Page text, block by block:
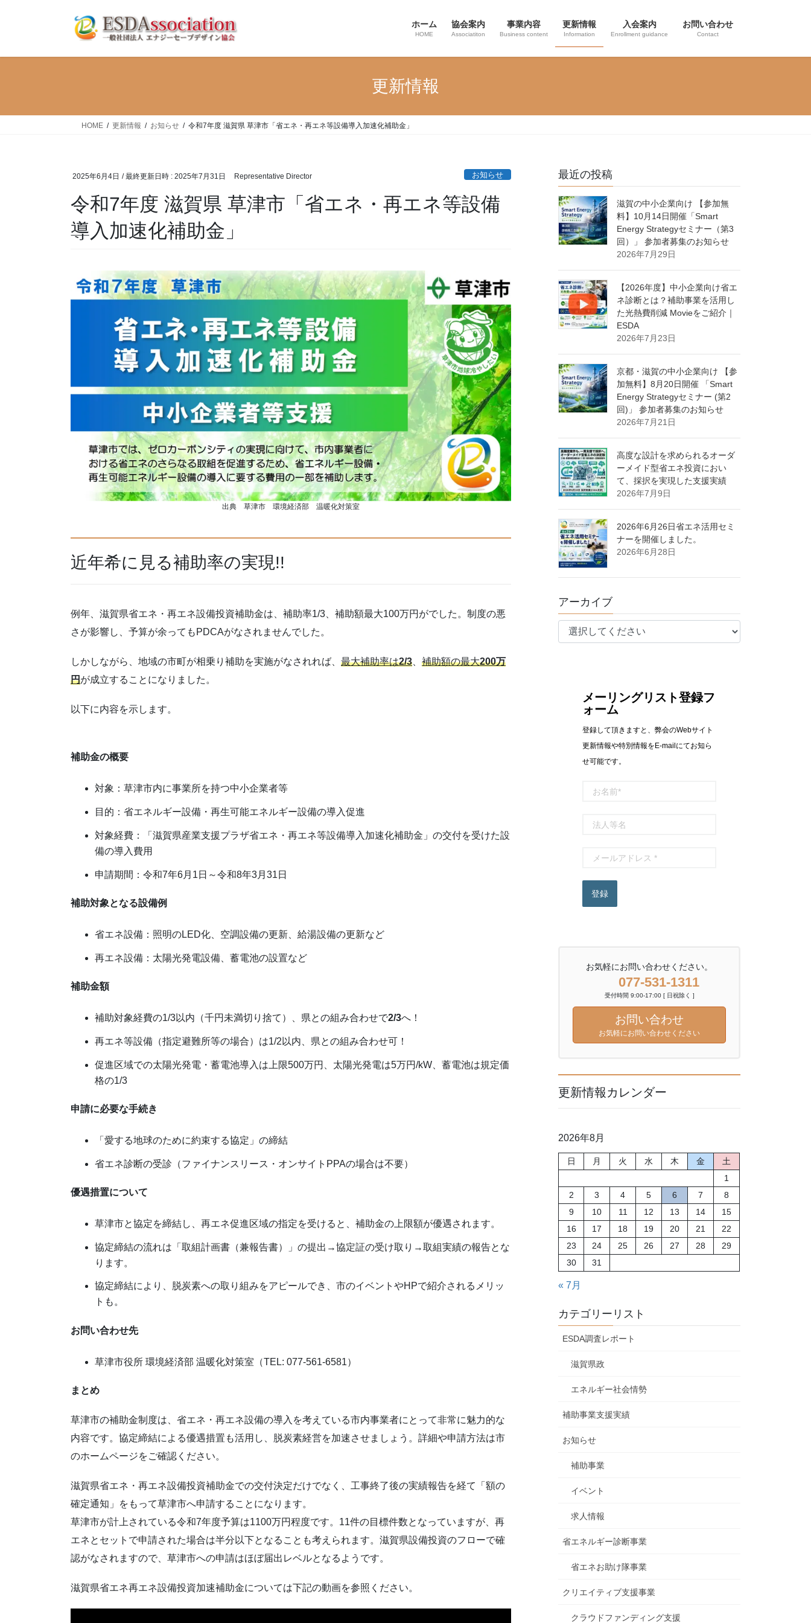
ホーム
HOME
協会案内
Associatiton
事業内容
Business content
更新情報
Information
入会案内
Enrollment guidance
お問い合わせ
Contact
更新情報
HOME 更新情報 お知らせ 令和7年度 滋賀県 草津市「省エネ・再エネ等設備導入加速化補助金」
2025年6月4日 / 最終更新日時 : 2025年7月31日 Representative Director お知らせ
令和7年度 滋賀県 草津市「省エネ・再エネ等設備
導入加速化補助金」
出典 草津市 環境経済部 温暖化対策室
近年希に見る補助率の実現!!
例年、滋賀県省エネ・再エネ設備投資補助金は、補助率1/3、補助額最大100万円がでした。制度の悪
さが影響し、予算が余ってもPDCAがなされませんでした。
しかしながら、地域の市町が相乗り補助を実施がなされれば、 最大補助率は2/3 補助額の最大200万
円が成立することになりました。
以下に内容を示します。
補助金の概要
対象：草津市内に事業所を持つ中小企業者等
目的：省エネルギー設備・再生可能エネルギー設備の導入促進
対象経費：「滋賀県産業支援プラザ省エネ・再エネ等設備導入加速化補助金」の交付を受けた設
備の導入費用
申請期間：令和7年6月1日～令和8年3月31日
補助対象となる設備例
省エネ設備：照明のLED化、空調設備の更新、給湯設備の更新など
再エネ設備：太陽光発電設備、蓄電池の設置など
補助金額
補助対象経費の1/3以内（千円未満切り捨て）、県との組み合わせで2/3へ！
再エネ等設備（指定避難所等の場合）は1/2以内、県との組み合わせ可！
促進区域での太陽光発電・蓄電池導入は上限500万円、太陽光発電は5万円/kW、蓄電池は規定価
格の1/3
申請に必要な手続き
「愛する地球のために約束する協定」の締結
省エネ診断の受診（ファイナンスリース・オンサイトPPAの場合は不要）
優遇措置について
草津市と協定を締結し、再エネ促進区域の指定を受けると、補助金の上限額が優遇されます。
協定締結の流れは「取組計画書（兼報告書）」の提出→協定証の受け取り→取組実績の報告とな
ります。
協定締結により、脱炭素への取り組みをアピールでき、市のイベントやHPで紹介されるメリッ
トも。
お問い合わせ先
草津市役所 環境経済部 温暖化対策室（TEL: 077-561-6581）
まとめ
草津市の補助金制度は、省エネ・再エネ設備の導入を考えている市内事業者にとって非常に魅力的な
内容です。協定締結による優遇措置も活用し、脱炭素経営を加速させましょう。詳細や申請方法は市
のホームページをご確認ください。
滋賀県省エネ・再エネ設備投資補助金での交付決定だけでなく、工事終了後の実績報告を経て「額の
確定通知」をもって草津市へ申請することになります。
草津市が計上されている令和7年度予算は1100万円程度です。11件の目標件数となっていますが、再
エネとセットで申請された場合は半分以下となることも考えられます。滋賀県設備投資のフローで確
認がなされますので、草津市への申請はほぼ届出レベルとなるようです。
滋賀県省エネ再エネ設備投資加速補助金については下記の動画を参照ください。
最近の投稿
滋賀の中小企業向け 【参加無
料】10月14日開催「Smart
Energy Strategyセミナー（第3
回）」 参加者募集のお知らせ
2026年7月29日
【2026年度】中小企業向け省エ
ネ診断とは？補助事業を活用し
た光熱費削減 Movieをご紹介｜
ESDA
2026年7月23日
京都・滋賀の中小企業向け 【参
加無料】8月20日開催 「Smart
Energy Strategyセミナー (第2
回)」 参加者募集のお知らせ
2026年7月21日
高度な設計を求められるオーダ
ーメイド型省エネ投資におい
て、採択を実現した支援実績
2026年7月9日
2026年6月26日省エネ活用セミ
ナーを開催しました。
2026年6月28日
アーカイブ
メーリングリスト登録フ
ォーム
登録して頂きますと、弊会のWebサイト
更新情報や特別情報をE-mailにてお知ら
せ可能です。
登録
お気軽にお問い合わせください。
077-531-1311
受付時間 9:00-17:00 [ 日祝除く ]
お問い合わせ
お気軽にお問い合わせください
更新情報カレンダー
2026年8月
日 月 火 水 木 金
土
1
2
3 4 5 6 7
8
9
10 11 12 13 14
15
16
17 18 19 20 21
22
23
24 25 26 27 28
29
30
31
« 7月
カテゴリーリスト
ESDA調査レポート
滋賀県政
エネルギー社会情勢
補助事業支援実績
お知らせ
補助事業
イベント
求人情報
省エネルギー診断事業
省エネお助け隊事業
クリエイティブ支援事業
クラウドファンディング支援